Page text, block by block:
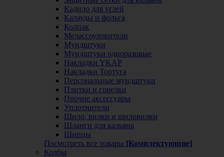
Кадило для углей
Калауды и фольга
Колпак
Мелассоуловители
Мундштуки
Мундштуки одноразовые
Накладки YKAP
Накладки Тортуга
Персональные мундштуки
Плитки и горелки
Прочие аксессуары
Уплотнители
Шило, вилки и шиловилки
Шланги для кальяна
Щипцы
Посмотреть все товары [Комплектующие]
Колбы